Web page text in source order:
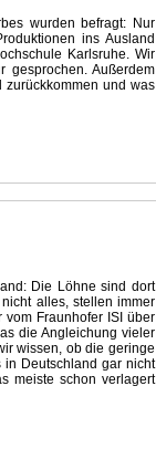
wurden befragt: Nur
ins Ausland
Karlsruhe. Wir
gesprochen. Außerdem
zurückkommen und was
Die Löhne sind dort
alles, stellen immer
vom Fraunhofer ISI über
die Angleichung vieler
wissen, ob die geringe
in Deutschland gar nicht
meiste schon verlagert